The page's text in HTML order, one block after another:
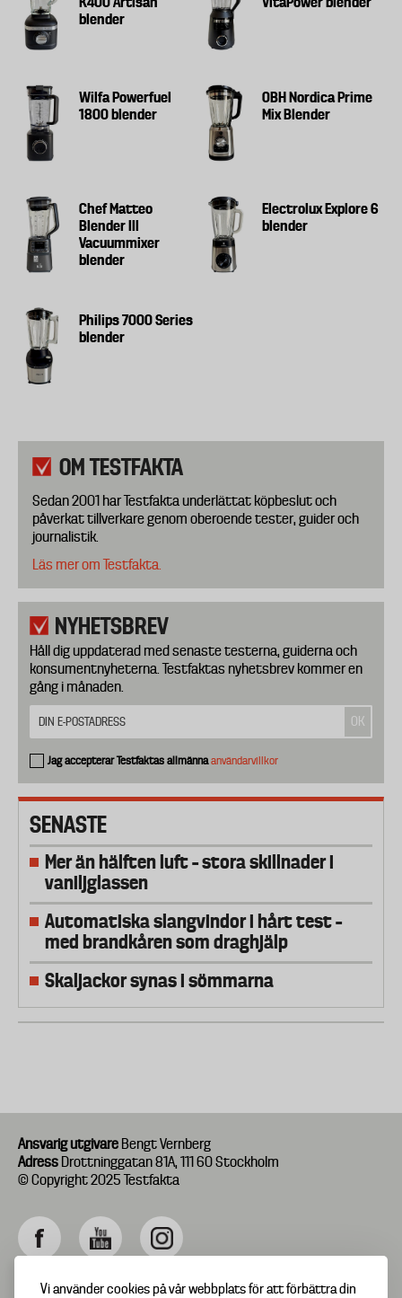
Vi använder cookies på vår webbplats för att förbättra din
blender
Wilfa Powerfuel
1800 blender
OBH Nordica Prime
Mix Blender
Chef Matteo
Blender III
Vacuummixer
blender
Electrolux Explore 6
blender
Philips 7000 Series
blender
OM TESTFAKTA
Sedan 2001 har Testfakta underlättat köpbeslut och
påverkat tillverkare genom oberoende tester, guider och
journalistik.
Läs mer om Testfakta.
NYHETSBREV
Håll dig uppdaterad med senaste testerna, guiderna och
konsumentnyheterna. Testfaktas nyhetsbrev kommer en
gång i månaden.
Jag accepterar Testfaktas allmännaanvändarvillkor
SENASTE
Mer än hälften luft – stora skillnader i
vaniljglassen
Automatiska slangvindor i hårt test –
med brandkåren som draghjälp
Skaljackor synas i sömmarna
Ansvarig utgivare Bengt Vernberg
Adress Drottninggatan 81A, 111 60 Stockholm
© Copyright 2025 Testfakta